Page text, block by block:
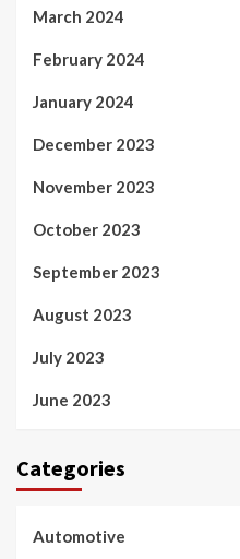
March 2024
February 2024
January 2024
December 2023
November 2023
October 2023
September 2023
August 2023
July 2023
June 2023
Categories
Automotive